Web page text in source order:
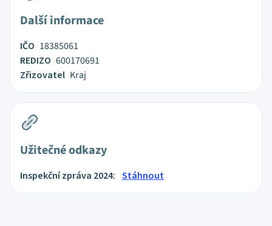
Další informace
IČO 18385061
REDIZO 600170691
Zřizovatel Kraj
Užitečné odkazy
Inspekční zpráva 2024: Stáhnout